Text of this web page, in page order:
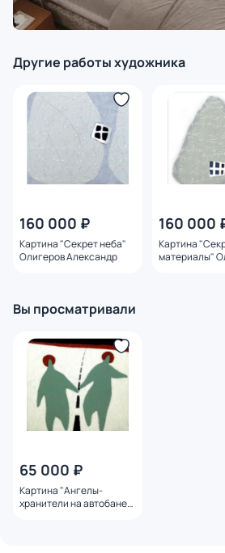
Другие работы художника
160 000 ₽
Картина "Секрет неба"
Олигеров Александр
160 000
Картина
материалы"
Вы просматривали
65 000 ₽
Картина "Ангелы-
хранители на автобане"